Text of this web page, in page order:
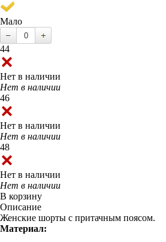
Мало
44
Нет в наличии
Нет в наличии
46
Нет в наличии
Нет в наличии
48
Нет в наличии
Нет в наличии
В корзину
Описание
Женские шорты с притачным поясом.
Материал: